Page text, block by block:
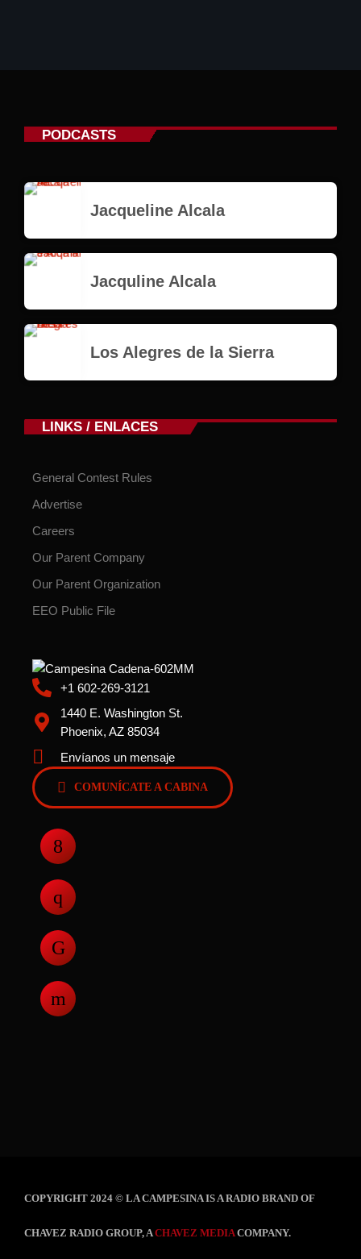
PODCASTS
Jacqueline Alcala
Jacquline Alcala
Los Alegres de la Sierra
LINKS / ENLACES
General Contest Rules
Advertise
Careers
Our Parent Company
Our Parent Organization
EEO Public File
+1 602-269-3121
1440 E. Washington St.
Phoenix, AZ 85034
Envíanos un mensaje
COMUNÍCATE A CABINA
COPYRIGHT 2024 © LA CAMPESINA IS A RADIO BRAND OF
CHAVEZ RADIO GROUP, ACHAVEZ MEDIACOMPANY.